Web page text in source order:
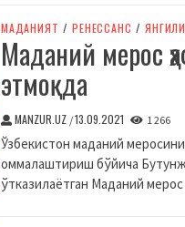
МАДАНИЯТ / РЕНЕССАНС /
Маданий мерос
этмоқда
MANZUR.UZ /13.09.2021 1 266
Ўзбекистон маданий
оммалаштириш бўйича
ўтказилаётган Маданий мерос